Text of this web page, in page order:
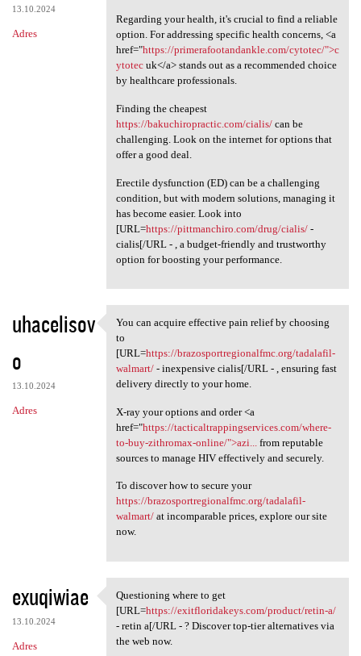
13.10.2024
Adres
Regarding your health, it's crucial to find a reliable
option. For addressing specific health concerns, <a
href="https://primerafootandankle.com/cytotec/">c
ytotecuk</a> stands out as a recommended choice
by healthcare professionals.
Finding the cheapest
https://bakuchiropractic.com/cialis/can be
challenging. Look on the internet for options that
offer a good deal.
Erectile dysfunction (ED) can be a challenging
condition, but with modern solutions, managing it
has become easier. Look into
[URL=https://pittmanchiro.com/drug/cialis/-
cialis[/URL - , a budget-friendly and trustworthy
option for boosting your performance.
uhacelisov
o
13.10.2024
Adres
You can acquire effective
You can acquire effective pain relief by choosing
to
[URL=https://brazosportregionalfmc.org/tadalafil-
walmart/- inexpensive cialis[/URL - , ensuring fast
delivery directly to your home.
X-ray your options and order <a
href="https://tacticaltrappingservices.com/where-
to-buy-zithromax-online/">azi...
from reputable
sources to manage HIV effectively and securely.
To discover how to secure your
https://brazosportregionalfmc.org/tadalafil-
walmart/at incomparable prices, explore our site
now.
exuqiwiae
13.10.2024
Adres
Questioning where to get [URL
Questioning where to get
[URL=https://exitfloridakeys.com/product/retin-a/
- retin a[/URL - ? Discover top-tier alternatives via
the web now.